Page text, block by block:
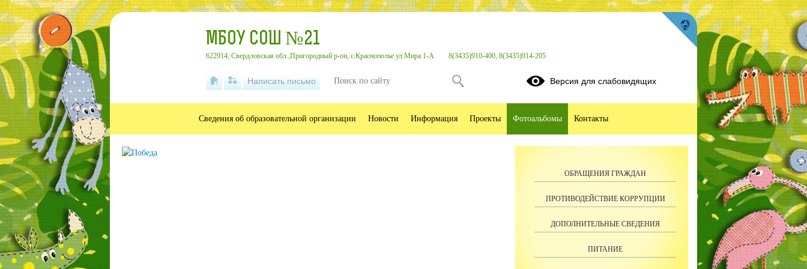
ОБРАЩЕНИЯ ГРАЖДАН
ПРОТИВОДЕЙСТВИЕ КОРРУПЦИИ
ДОПОЛНИТЕЛЬНЫЕ СВЕДЕНИЯ
ПИТАНИЕ
МБОУ СОШ №21
622914, Свердловская обл.,Пригородный р-он, с.Краснополье ул.Мира 1-А 8(3435)910-400, 8(3435)914-205
Написать письмо Версия для слабовидящих
Сведения об образовательной организации Новости Информация Проекты Фотоальбомы Контакты